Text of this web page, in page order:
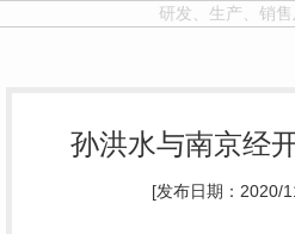
研发、生产、销
孙洪水与南京经
[发布日期：2020/